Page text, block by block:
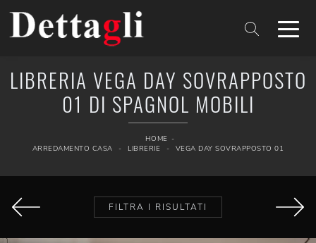
LIBRERIA VEGA DAY SOVRAPPOSTO
01 DI SPAGNOL MOBILI
HOME -
ARREDAMENTO CASA
- LIBRERIE - VEGA DAY SOVRAPPOSTO 01
FILTRA I RISULTATI